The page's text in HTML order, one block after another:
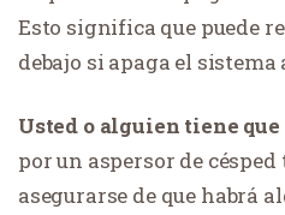
Esto significa que puede
debajo si apaga el sistema
Usted o alguien tiene que
por un aspersor de
asegurarse de que habrá